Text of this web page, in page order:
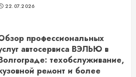
22.07.2026
профессиональных
автосервиса ВЭЛЬЮ в
техобслуживание,
ремонт и более